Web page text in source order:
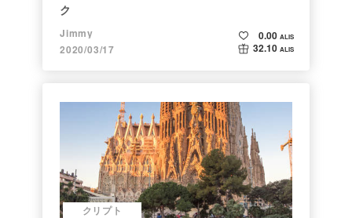
ク
Jimmy
2020/03/17
0.00 ALIS
32.10 ALIS
クリプト